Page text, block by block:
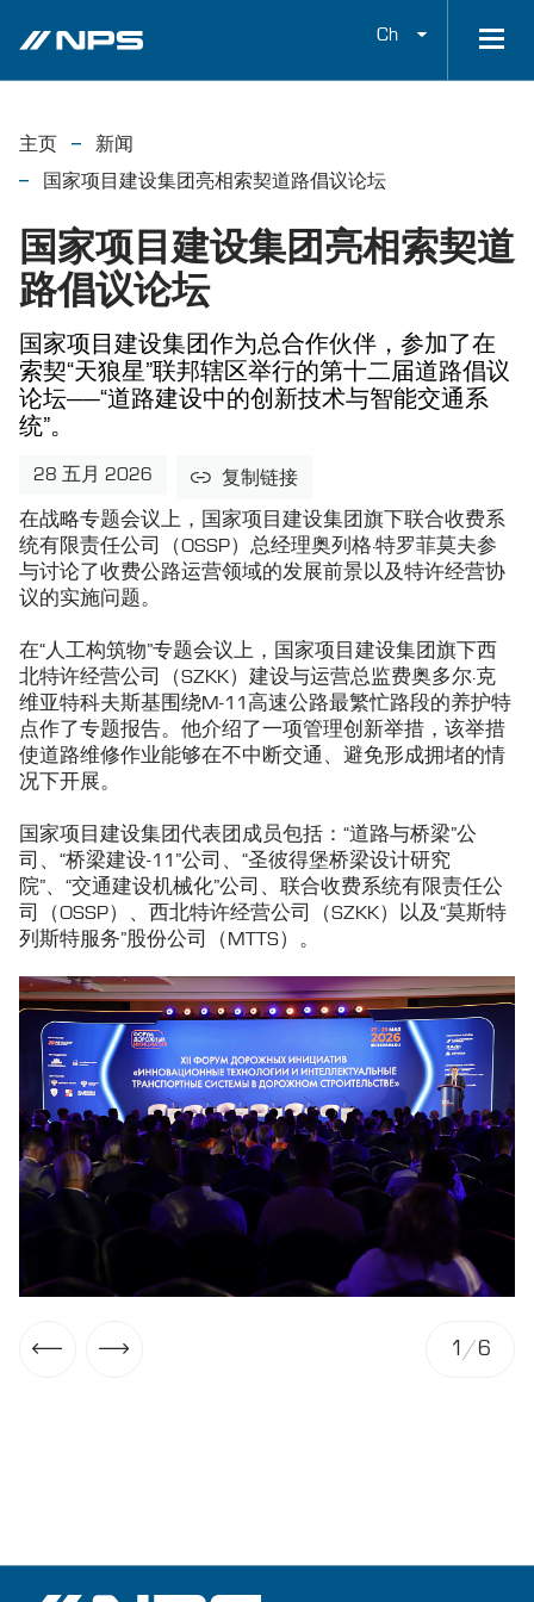
Ch
主页
新闻
国家项目建设集团亮相索契道路倡议论坛
国家项目建设集团亮相索契道
路倡议论坛
国家项目建设集团作为总合作伙伴，参加了在
索契“天狼星”联邦辖区举行的第十二届道路倡议
论坛——“道路建设中的创新技术与智能交通系
统”。
28 五月 2026 复制链接
1/6
在战略专题会议上，国家项目建设集团旗下联合收费系
统有限责任公司（OSSP）总经理奥列格·特罗菲莫夫参
与讨论了收费公路运营领域的发展前景以及特许经营协
议的实施问题。
在“人工构筑物”专题会议上，国家项目建设集团旗下西
北特许经营公司（SZKK）建设与运营总监费奥多尔·克
维亚特科夫斯基围绕M-11高速公路最繁忙路段的养护特
点作了专题报告。他介绍了一项管理创新举措，该举措
使道路维修作业能够在不中断交通、避免形成拥堵的情
况下开展。
国家项目建设集团代表团成员包括：“道路与桥梁”公
司、“桥梁建设-11”公司、“圣彼得堡桥梁设计研究
院”、“交通建设机械化”公司、联合收费系统有限责任公
司（OSSP）、西北特许经营公司（SZKK）以及“莫斯特
列斯特服务”股份公司（MTTS）。